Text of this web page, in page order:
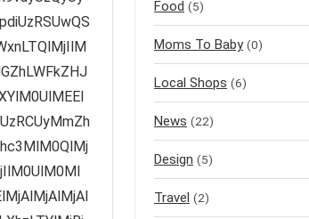
Food (5)
Moms To Baby (0)
Local Shops (6)
News (22)
Design (5)
Travel (2)